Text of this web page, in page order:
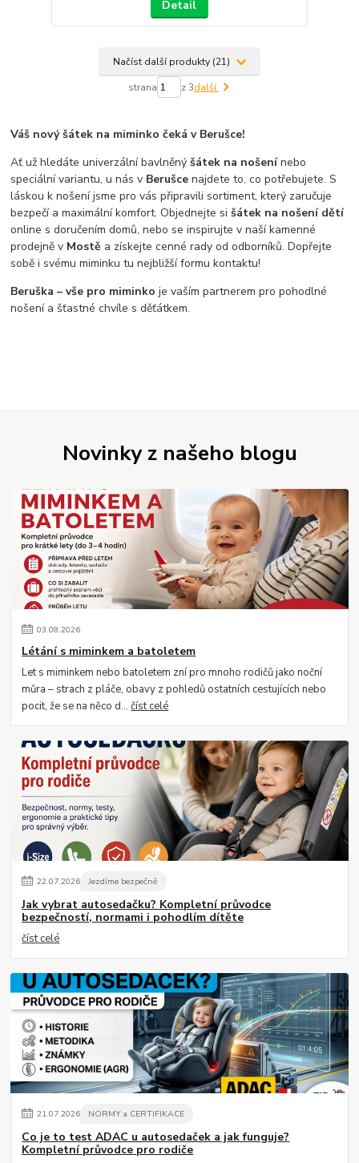
Detail
Načíst další produkty (21)
strana z 3další
Váš nový šátek na miminko čeká v Berušce!
Ať už hledáte univerzální bavlněnýšátek na nošenínebo
speciální variantu, u nás v Berušce najdete to, co potřebujete. S
láskou k nošení jsme pro vás připravili sortiment, který zaručuje
bezpečí a maximální komfort. Objednejte sišátek na nošení dětí
online s doručením domů, nebo se inspirujte v naší kamenné
prodejně v Mostě a získejte cenné rady od odborníků. Dopřejte
sobě i svému miminku tu nejbližší formu kontaktu!
Beruška – vše pro miminko je vaším partnerem pro pohodlné
nošení a šťastné chvíle s děťátkem.
Novinky z našeho blogu
03.08.2026
Létání s miminkem a batoletem
Let s miminkem nebo batoletem zní pro mnoho rodičů jako noční
můra – strach z pláče, obavy z pohledů ostatních cestujících nebo
pocit, že se na něco d...číst celé
22.07.2026 Jezdíme bezpečně
Jak vybrat autosedačku? Kompletní průvodce
bezpečností, normami i pohodlím dítěte
číst celé
21.07.2026 NORMY a CERTIFIKACE
Co je to test ADAC u autosedaček a jak funguje?
Kompletní průvodce pro rodiče